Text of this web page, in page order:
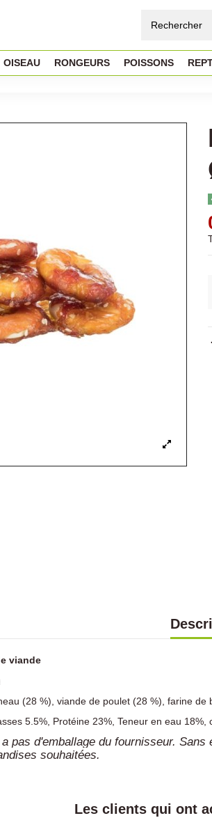
OISEAU RONGEURS POISSONS
viande
(28 %), viande de poulet (28 %), farine
5.5%, Protéine 23%, Teneur en eau
pas d'emballage du fournisseur.
souhaitées.
Les clients qui ont